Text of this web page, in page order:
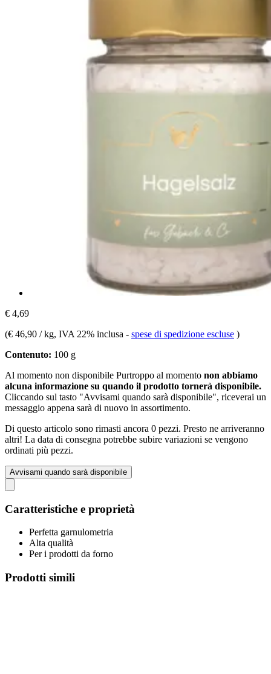
€ 4,69
(€ 46,90 / kg, IVA 22% inclusa - spese di spedizione escluse )
Contenuto: 100 g
Al momento non disponibile Purtroppo al momento non abbiamo
alcuna informazione su quando il prodotto tornerà disponibile.
Cliccando sul tasto "Avvisami quando sarà disponibile", riceverai un
messaggio appena sarà di nuovo in assortimento.
Di questo articolo sono rimasti ancora 0 pezzi. Presto ne arriveranno
altri! La data di consegna potrebbe subire variazioni se vengono
ordinati più pezzi.
Avvisami quando sarà disponibile
Caratteristiche e proprietà
Perfetta garnulometria
Alta qualità
Per i prodotti da forno
Prodotti simili